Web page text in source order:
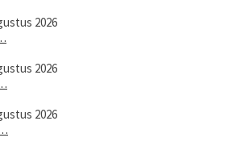
2026
2026
2026